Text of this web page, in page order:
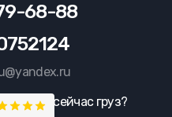
68-88
Где сейчас груз?